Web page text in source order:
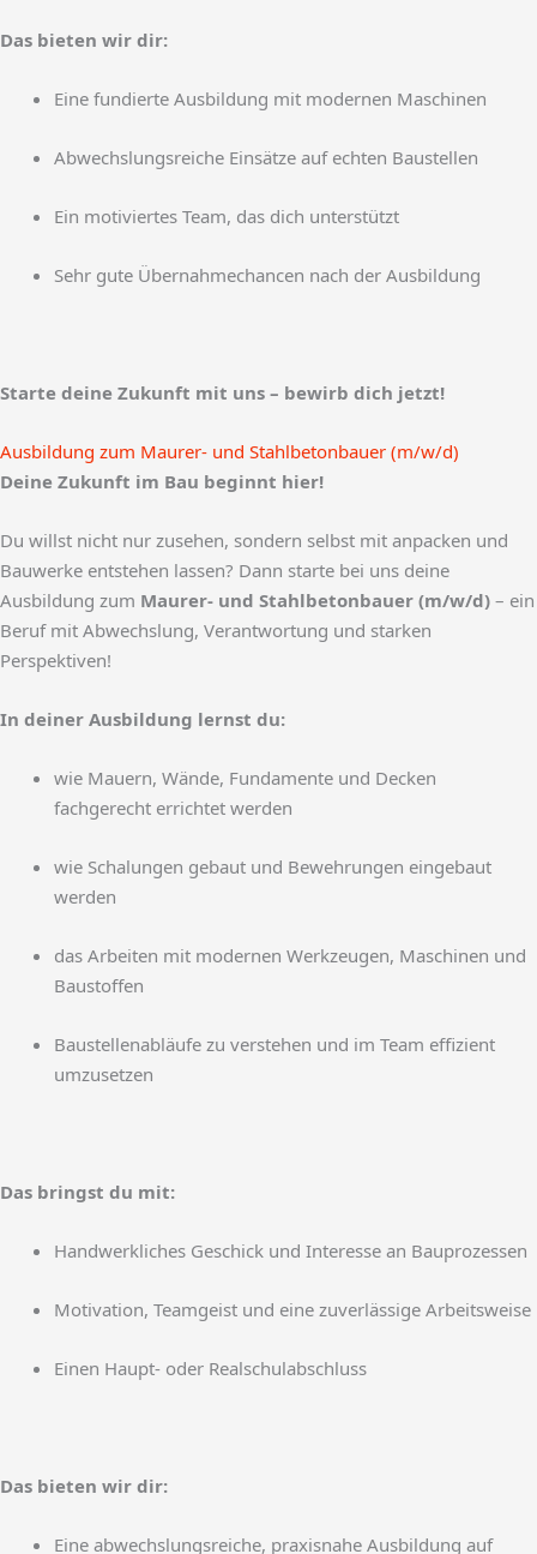
Das bieten wir dir:
Eine fundierte Ausbildung mit modernen Maschinen
Abwechslungsreiche Einsätze auf echten Baustellen
Ein motiviertes Team, das dich unterstützt
Sehr gute Übernahmechancen nach der Ausbildung
Starte deine Zukunft mit uns – bewirb dich jetzt!
Ausbildung zum Maurer- und Stahlbetonbauer (m/w/d)
Deine Zukunft im Bau beginnt hier!
Du willst nicht nur zusehen, sondern selbst mit anpacken und
Bauwerke entstehen lassen? Dann starte bei uns deine
Ausbildung zum Maurer- und Stahlbetonbauer (m/w/d) – ein
Beruf mit Abwechslung, Verantwortung und starken
Perspektiven!
In deiner Ausbildung lernst du:
wie Mauern, Wände, Fundamente und Decken
fachgerecht errichtet werden
wie Schalungen gebaut und Bewehrungen eingebaut
werden
das Arbeiten mit modernen Werkzeugen, Maschinen und
Baustoffen
Baustellenabläufe zu verstehen und im Team effizient
umzusetzen
Das bringst du mit:
Handwerkliches Geschick und Interesse an Bauprozessen
Motivation, Teamgeist und eine zuverlässige Arbeitsweise
Einen Haupt- oder Realschulabschluss
Das bieten wir dir:
Eine abwechslungsreiche, praxisnahe Ausbildung auf